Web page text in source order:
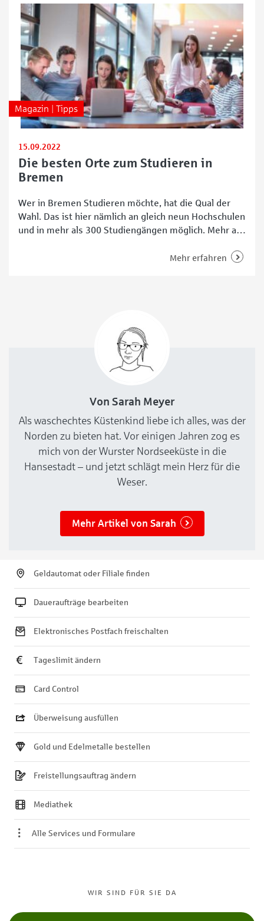
Magazin | Tipps
15.09.2022
Die besten Orte zum Studieren in
Bremen
Wer in Bremen Studieren möchte, hat die Qual der
Wahl. Das ist hier nämlich an gleich neun Hochschulen
und in mehr als 300 Studiengängen möglich. Mehr als
öffentlichen und fünf privaten Hochschulen im Land
Mehr erfahren
Von Sarah Meyer
Als waschechtes Küstenkind liebe ich alles, was der
Norden zu bieten hat. Vor einigen Jahren zog es
mich von der Wurster Nordseeküste in die
Hansestadt – und jetzt schlägt mein Herz für die
Weser.
Mehr Artikel von Sarah
WIR SIND FÜR SIE DA
Geldautomat oder Filiale finden
Daueraufträge bearbeiten
Elektronisches Postfach freischalten
Tageslimit ändern
Card Control
Überweisung ausfüllen
Gold und Edelmetalle bestellen
Freistellungsauftrag ändern
Mediathek
Alle Services und Formulare